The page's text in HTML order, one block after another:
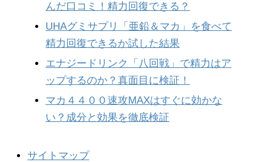
んだ口コミ！精力回復できる？
UHAグミサプリ「亜鉛＆マカ」を食べて
精力回復できるか試した結果
エナジードリンク「八回戦」で精力はア
ップするのか？真面目に検証！
マカ４４００速攻MAXはすぐに効かな
い？成分と効果を徹底検証
サイトマップ